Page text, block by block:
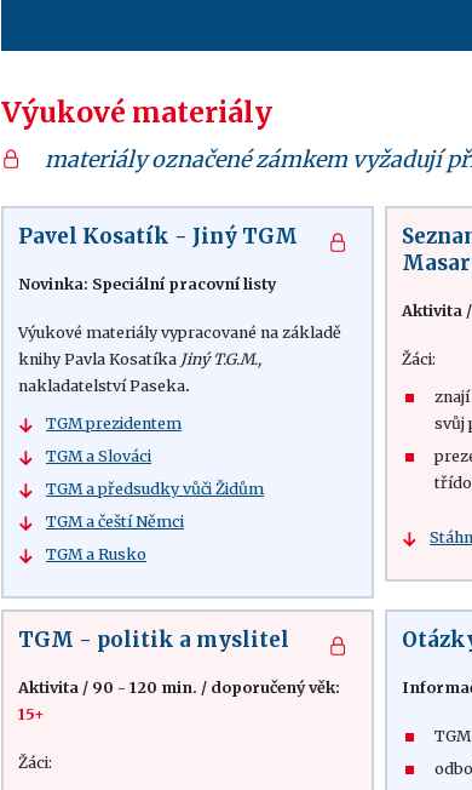
Výukové materiály
materiály označené zámkem vyžadují
Pavel Kosatík - Jiný TGM
Novinka: Speciální pracovní listy
Výukové materiály vypracované na základě
knihy Pavla Kosatíka Jiný T.G.M.,
nakladatelství Paseka.
TGM prezidentem
TGM a Slováci
TGM a předsudky vůči Židům
TGM a čeští Němci
TGM a Rusko
Aktivita /
Žáci:
svůj
TGM - politik a myslitel
Aktivita / 90 - 120 min. / doporučený věk:
15+
Žáci: